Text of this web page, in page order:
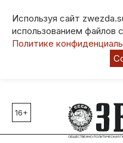
Используя сайт
использованием файлов
Политике
Главные темы
80 лет Победы
16+